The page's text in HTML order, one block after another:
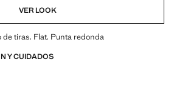
VER LOOK
tiras. Flat. Punta redonda
Y CUIDADOS